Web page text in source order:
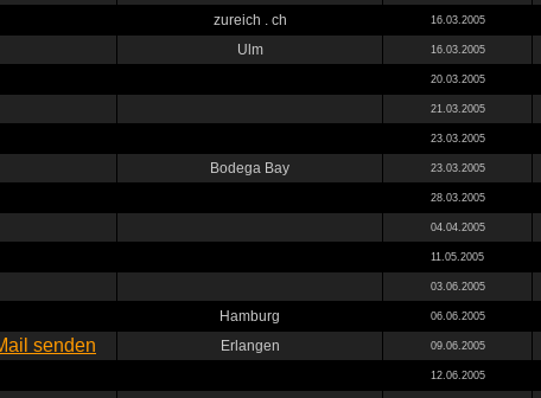
zureich . ch 16.03.2005
Ulm 16.03.2005
20.03.2005
21.03.2005
23.03.2005
Bodega Bay 23.03.2005
28.03.2005
04.04.2005
11.05.2005
03.06.2005
Hamburg 06.06.2005
Erlangen 09.06.2005
12.06.2005